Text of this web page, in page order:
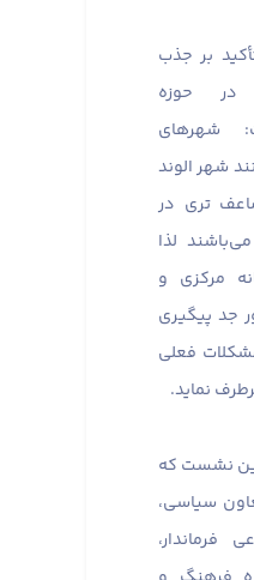
تأکید بر جذب
در حوزه
شهرهای
شهر الوند
تری در
لذا
مرکزی و
جد پیگیری
فعلی
نماید.
نشست که
سیاسی،
فرماندار،